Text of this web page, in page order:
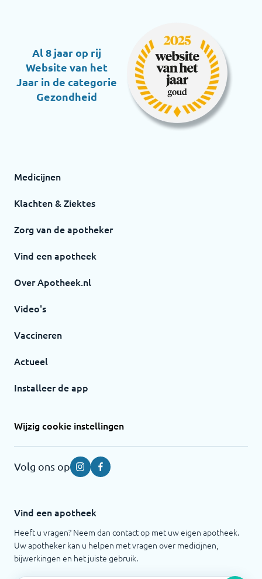
Al 8 jaar op rij
Website van het
Jaar in de categorie
Gezondheid
Medicijnen
Klachten & Ziektes
Zorg van de apotheker
Vind een apotheek
Over Apotheek.nl
Video's
Vaccineren
Actueel
Installeer de app
Wijzig cookie instellingen
Volg ons op InstagramFacebook
Vind een apotheek
Heeft u vragen? Neem dan contact op met uw eigen apotheek.
Uw apotheker kan u helpen met vragen over medicijnen,
bijwerkingen en het juiste gebruik.